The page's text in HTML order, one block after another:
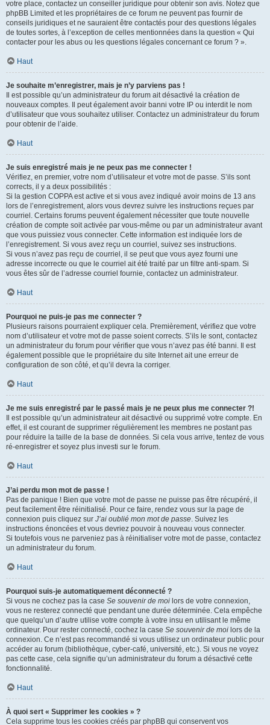
votre place, contactez un conseiller juridique pour obtenir son avis. Notez que
phpBB Limited et les propriétaires de ce forum ne peuvent pas fournir de
conseils juridiques et ne sauraient être contactés pour des questions légales
de toutes sortes, à l’exception de celles mentionnées dans la question « Qui
contacter pour les abus ou les questions légales concernant ce forum ? ».
Haut
Je souhaite m’enregistrer, mais je n’y parviens pas !
Il est possible qu’un administrateur du forum ait désactivé la création de
nouveaux comptes. Il peut également avoir banni votre IP ou interdit le nom
d’utilisateur que vous souhaitez utiliser. Contactez un administrateur du forum
pour obtenir de l’aide.
Haut
Je suis enregistré mais je ne peux pas me connecter !
Vérifiez, en premier, votre nom d’utilisateur et votre mot de passe. S’ils sont
corrects, il y a deux possibilités :
Si la gestion COPPA est active et si vous avez indiqué avoir moins de 13 ans
lors de l’enregistrement, alors vous devrez suivre les instructions reçues par
courriel. Certains forums peuvent également nécessiter que toute nouvelle
création de compte soit activée par vous-même ou par un administrateur avant
que vous puissiez vous connecter. Cette information est indiquée lors de
l’enregistrement. Si vous avez reçu un courriel, suivez ses instructions.
Si vous n’avez pas reçu de courriel, il se peut que vous ayez fourni une
adresse incorrecte ou que le courriel ait été traité par un filtre anti-spam. Si
vous êtes sûr de l’adresse courriel fournie, contactez un administrateur.
Haut
Pourquoi ne puis-je pas me connecter ?
Plusieurs raisons pourraient expliquer cela. Premièrement, vérifiez que votre
nom d’utilisateur et votre mot de passe soient corrects. S’ils le sont, contactez
un administrateur du forum pour vérifier que vous n’avez pas été banni. Il est
également possible que le propriétaire du site Internet ait une erreur de
configuration de son côté, et qu’il devra la corriger.
Haut
Je me suis enregistré par le passé mais je ne peux plus me connecter ?!
Il est possible qu’un administrateur ait désactivé ou supprimé votre compte. En
effet, il est courant de supprimer régulièrement les membres ne postant pas
pour réduire la taille de la base de données. Si cela vous arrive, tentez de vous
ré-enregistrer et soyez plus investi sur le forum.
Haut
J’ai perdu mon mot de passe !
Pas de panique ! Bien que votre mot de passe ne puisse pas être récupéré, il
peut facilement être réinitialisé. Pour ce faire, rendez vous sur la page de
connexion puis cliquez sur J’ai oublié mon mot de passe. Suivez les
instructions énoncées et vous devriez pouvoir à nouveau vous connecter.
Si toutefois vous ne parveniez pas à réinitialiser votre mot de passe, contactez
un administrateur du forum.
Haut
Pourquoi suis-je automatiquement déconnecté ?
Si vous ne cochez pas la case Se souvenir de moi lors de votre connexion,
vous ne resterez connecté que pendant une durée déterminée. Cela empêche
que quelqu’un d’autre utilise votre compte à votre insu en utilisant le même
ordinateur. Pour rester connecté, cochez la case Se souvenir de moi lors de la
connexion. Ce n’est pas recommandé si vous utilisez un ordinateur public pour
accéder au forum (bibliothèque, cyber-café, université, etc.). Si vous ne voyez
pas cette case, cela signifie qu’un administrateur du forum a désactivé cette
fonctionnalité.
Haut
À quoi sert « Supprimer les cookies » ?
Cela supprime tous les cookies créés par phpBB qui conservent vos